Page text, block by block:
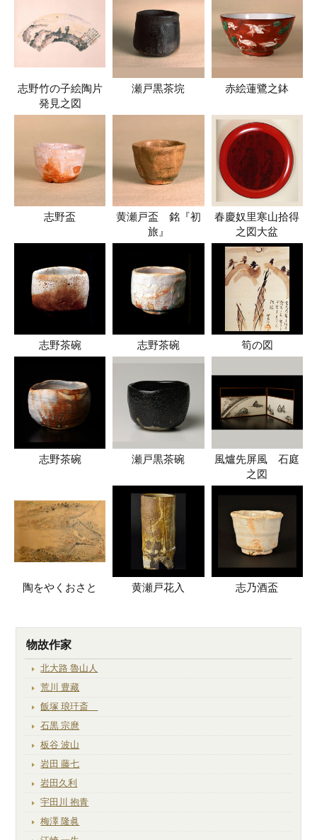
志野竹の子絵陶片
発見之図
瀬戸黒茶垸 赤絵蓮鷺之鉢
志野盃
黄瀬戸盃 銘『初
旅』
春慶奴里寒山拾得
之図大盆
志野茶碗 志野茶碗 筍の図
志野茶碗 瀬戸黒茶碗
風爐先屏風 石庭
之図
陶をやくおさと 黄瀬戸花入 志乃酒盃
物故作家
北大路 魯山人
荒川 豊藏
飯塚 琅玕斎
石黒 宗麿
板谷 波山
岩田 藤七
岩田久利
宇田川 抱青
梅澤 隆眞